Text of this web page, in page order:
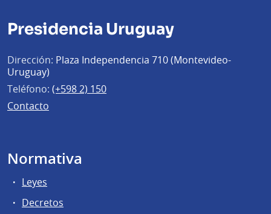
Presidencia Uruguay
Dirección: Plaza Independencia 710 (Montevideo-
Uruguay)
Teléfono: (+598 2) 150
Contacto
Normativa
Leyes
Decretos